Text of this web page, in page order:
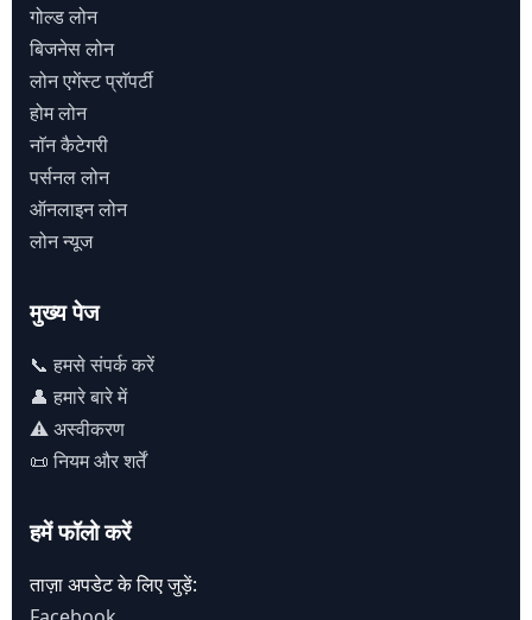
गोल्ड लोन
बिजनेस लोन
लोन एगेंस्ट प्राॅपर्टी
होम लोन
नाॅन कैटेगरी
पर्सनल लोन
ऑनलाइन लोन
लोन न्यूज
मुख्य पेज
📞 हमसे संपर्क करें
👤 हमारे बारे में
⚠️ अस्वीकरण
📜 नियम और शर्तें
हमें फॉलो करें
ताज़ा अपडेट के लिए जुड़ें: